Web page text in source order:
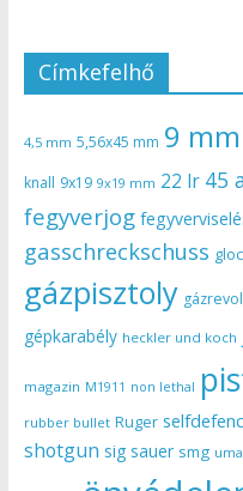
Címkefelhő
4,5 mm 5,56x45 mm 9
knall 9x19 9x19 mm 22 lr 45
fegyverjog
gasschreckschuss
gázpisztoly
gépkarabély heckler und koch
magazin M1911 non lethal
rubber bullet Ruger
shotgun sig sauer smg